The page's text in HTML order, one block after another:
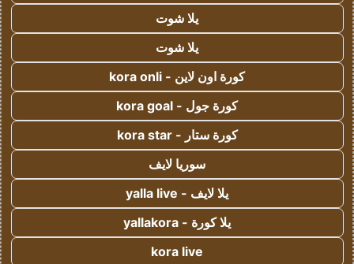
يلا شوت
يلا شوت
كورة اون لاين - kora onli
كورة جول - kora goal
كورة ستار - kora star
سوريا لايف
يلا لايف - yalla live
يلا كورة - yallakora
kora live